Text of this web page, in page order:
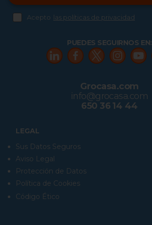
Acepto las políticas de privacidad
LEGAL
Sus Datos Seguros
Aviso Legal
Protección de Datos
Política de Cookies
Código Ético
PUEDES SEGUIRNOS EN:
Grocasa.com
info@grocasa.com
650 36 14 44